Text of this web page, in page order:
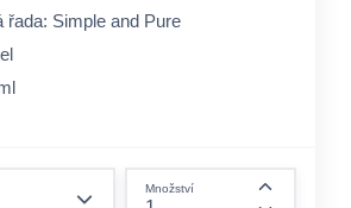
řada: Simple and Pure
Množství